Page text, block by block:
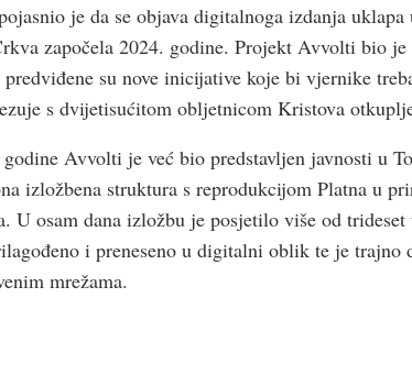
je da se objava digitalnoga izdanja
započela 2024. godine. Projekt Avvolti bio
su nove inicijative koje bi vjernike
s dvijetisućitom obljetnicom Kristova
Avvolti je već bio predstavljen javnosti u
izložbena struktura s reprodukcijom Platna u
U osam dana izložbu je posjetilo više od
i preneseno u digitalni oblik te je trajno
mrežama.